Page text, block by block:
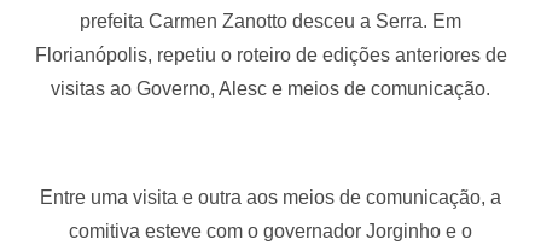
prefeita Carmen Zanotto desceu a Serra. Em
Florianópolis, repetiu o roteiro de edições anteriores de
visitas ao Governo, Alesc e meios de comunicação.
Entre uma visita e outra aos meios de comunicação, a
comitiva esteve com o governador Jorginho e o